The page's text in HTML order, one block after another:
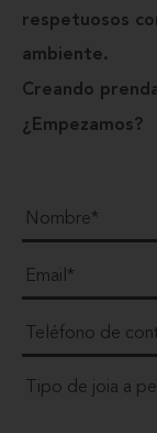
respetuosos
ambiente.
Creando
¿Empezamos?